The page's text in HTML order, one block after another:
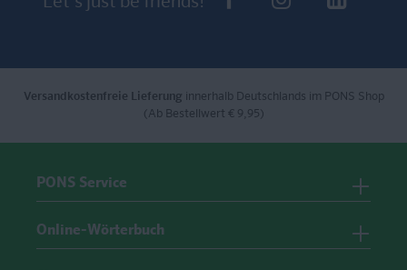
Versandkostenfreie Lieferung innerhalb Deutschlands im PONS Shop
(Ab Bestellwert € 9,95)
PONS Service
Online-Wörterbuch